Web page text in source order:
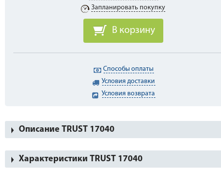
Запланировать покупку
В корзину
Способы оплаты
Условия доставки
Условия возврата
Описание TRUST 17040
Характеристики TRUST 17040